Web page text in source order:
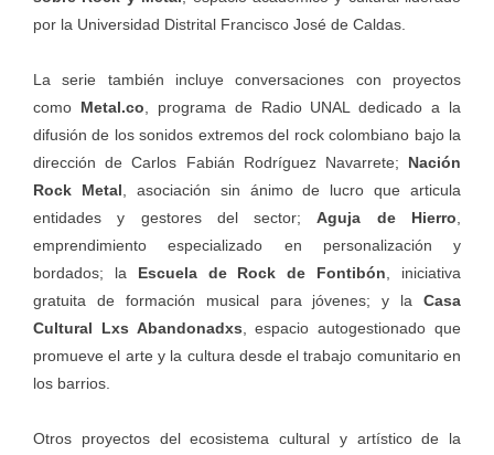
por la Universidad Distrital Francisco José de Caldas.
La serie también incluye conversaciones con proyectos
como Metal.co , programa de Radio UNAL dedicado a la
difusión de los sonidos extremos del rock colombiano bajo la
dirección de Carlos Fabián Rodríguez Navarrete; Nación
Rock Metal , asociación sin ánimo de lucro que articula
entidades y gestores del sector;Aguja de Hierro
emprendimiento especializado en personalización y
bordados; la Escuela de Rock de Fontibón , iniciativa
gratuita de formación musical para jóvenes; y la Casa
Cultural Lxs Abandonadxs , espacio autogestionado que
promueve el arte y la cultura desde el trabajo comunitario en
los barrios.
Otros proyectos del ecosistema cultural y artístico de la